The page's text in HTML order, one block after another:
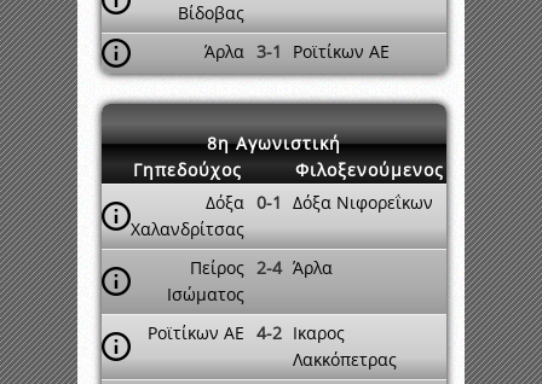
Βίδοβας
Άρλα 3-1 Ροϊτίκων ΑΕ
8η Αγωνιστική
Γηπεδούχος
Φιλοξενούμενος
Δόξα
Χαλανδρίτσας
0-1 Δόξα Νιφορεΐκων
Πείρος
Ισώματος
2-4 Άρλα
Ροϊτίκων ΑΕ 4-2 Ικαρος
Λακκόπετρας